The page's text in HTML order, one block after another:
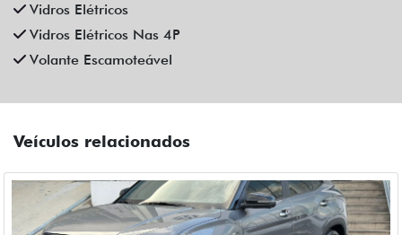
Vidros Elétricos
Vidros Elétricos Nas 4P
Volante Escamoteável
Veículos relacionados